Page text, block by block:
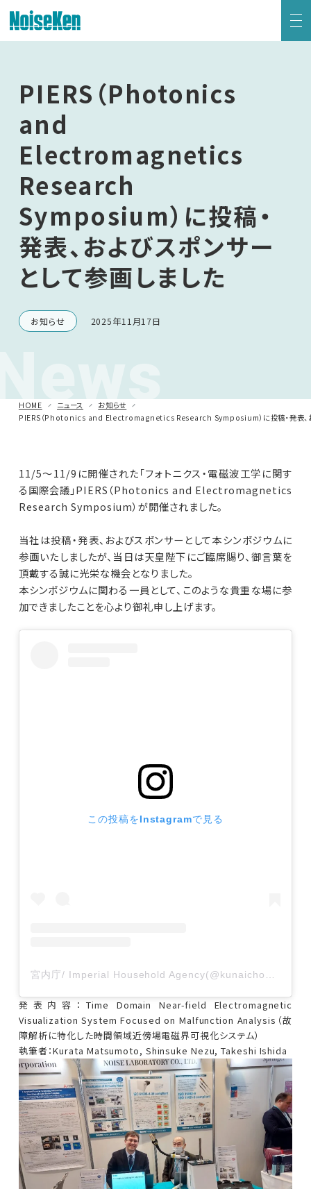
PIERS（Photonics
and
Electromagnetics
Research
Symposium）に投稿・
発表、およびスポンサー
として参画しました
お知らせ 2025年11月17日
HOME ニュース
お知らせ
PIERS（Photonics and Electromagnetics Research Symposium）に投稿・発表、お
11/5～11/9に開催された「フォトニクス・電磁波工学に関す
る国際会議」PIERS（Photonics and Electromagnetics
Research Symposium）が開催されました。
当社は投稿・発表、およびスポンサーとして本シンポジウムに
参画いたしましたが、当日は天皇陛下にご臨席賜り、御言葉を
頂戴する誠に光栄な機会となりました。
本シンポジウムに関わる一員として、このような貴重な場に参
加できましたことを心より御礼申し上げます。
この投稿をInstagramで見る
発表内容：Time Domain Near-field Electromagnetic
Visualization System Focused on Malfunction Analysis（故
障解析に特化した時間領域近傍場電磁界可視化システム）
執筆者：Kurata Matsumoto, Shinsuke Nezu, Takeshi Ishida
静電気試験器
方形波インパルスノイズ試験器
ファスト・トランジェント/バースト試験器
雷サージ試験器
電源電圧変動試験器・その他試験器